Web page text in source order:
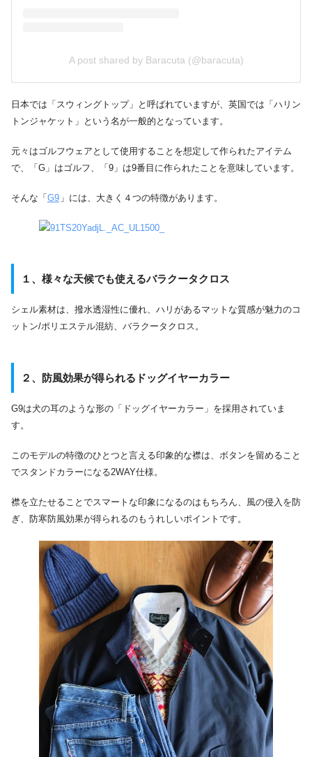
A post shared by Baracuta (@baracuta)
日本では「スウィングトップ」と呼ばれていますが、英国では「ハリン
トンジャケット」という名が一般的となっています。
元々はゴルフウェアとして使用することを想定して作られたアイテム
で、「G」はゴルフ、「9」は9番目に作られたことを意味しています。
そんな「 G9 」には、大きく４つの特徴があります。
１、様々な天候でも使えるバラクータクロス
シェル素材は、撥水透湿性に優れ、ハリがあるマットな質感が魅力のコ
ットン/ポリエステル混紡、バラクータクロス。
２、防風効果が得られるドッグイヤーカラー
G9は犬の耳のような形の「ドッグイヤーカラー」を採用されていま
す。
このモデルの特徴のひとつと言える印象的な襟は、ボタンを留めること
でスタンドカラーになる2WAY仕様。
襟を立たせることでスマートな印象になるのはもちろん、風の侵入を防
ぎ、防寒防風効果が得られるのもうれしいポイントです。